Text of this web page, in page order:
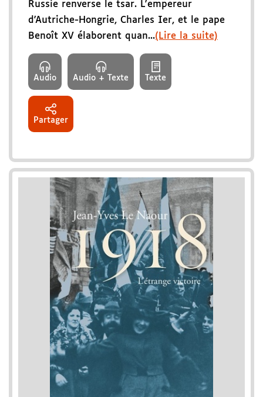
Russie renverse le tsar. L'empereur
d'Autriche-Hongrie, Charles Ier, et le pape
Benoît XV élaborent quan...(Lire la suite)
Audio Audio + Texte Texte
Partager